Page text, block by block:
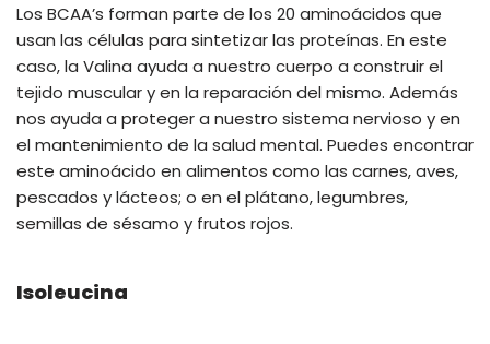
Los BCAA’s forman parte de los 20 aminoácidos que
usan las células para sintetizar las proteínas. En este
caso, la Valina ayuda a nuestro cuerpo a construir el
tejido muscular y en la reparación del mismo. Además
nos ayuda a proteger a nuestro sistema nervioso y en
el mantenimiento de la salud mental. Puedes encontrar
este aminoácido en alimentos como las carnes, aves,
pescados y lácteos; o en el plátano, legumbres,
semillas de sésamo y frutos rojos.
Isoleucina